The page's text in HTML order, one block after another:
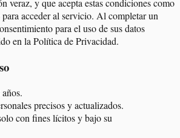
veraz, y que acepta estas condiciones como
acceder al servicio. Al completar un
para el uso de sus datos
en la Política de Privacidad.
precisos y actualizados.
con fines lícitos y bajo su